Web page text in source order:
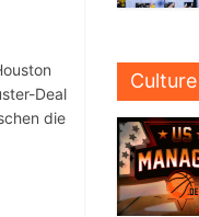
Deal
die
Culture